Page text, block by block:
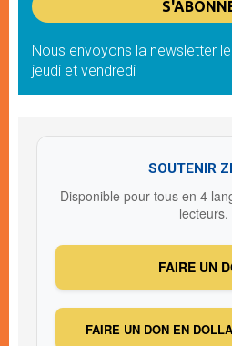
Nous envoyons la newsletter
jeudi et vendredi
SOUTENIR
Disponible pour tous en 4
lecteurs.
FAIRE UN
FAIRE UN DON EN